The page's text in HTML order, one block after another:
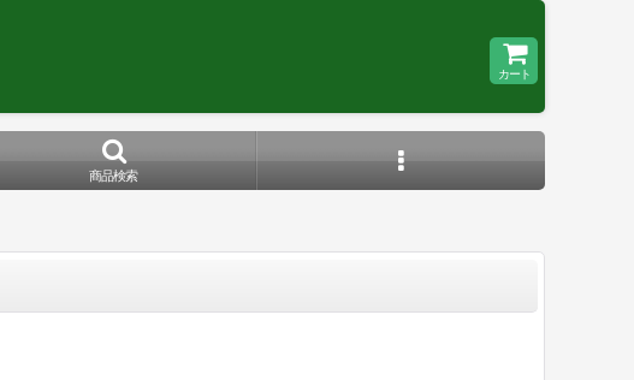
カート
商品検索